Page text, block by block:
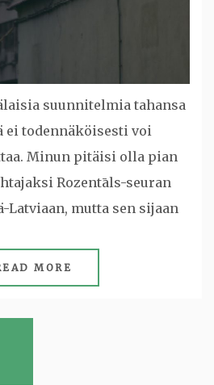
suunnitelmia tahansa
ei todennäköisesti voi
Minun pitäisi olla pian
Rozentāls-seuran
Latviaan, mutta sen sijaan
MORE